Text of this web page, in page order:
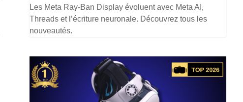
Les Meta Ray-Ban Display évoluent avec Meta AI,
Threads et l’écriture neuronale. Découvrez tous les
nouveautés.